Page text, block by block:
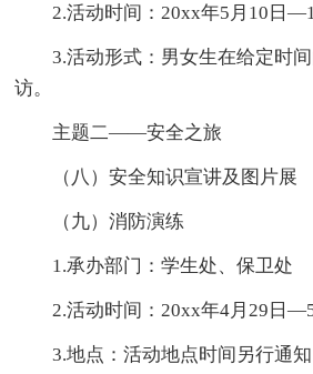
2.活动时间：20xx年5月10日
3.活动形式：男女生在给定时间
访。
主题二——安全之旅
（八）安全知识宣讲及图片展
（九）消防演练
1.承办部门：学生处、保卫处
2.活动时间：20xx年4月29日—5
3.地点：活动地点时间另行通知